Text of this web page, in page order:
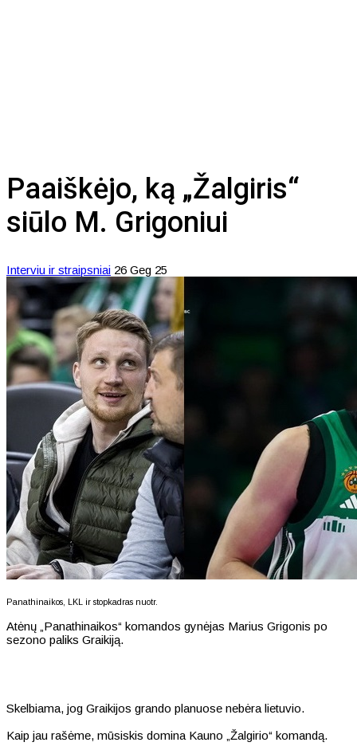
Paaiškėjo, ką „Žalgiris“
siūlo M. Grigoniui
Interviu ir straipsniai 26 Geg 25
Panathinaikos, LKL ir stopkadras nuotr.
Atėnų „Panathinaikos“ komandos gynėjas Marius Grigonis po
sezono paliks Graikiją.
Skelbiama, jog Graikijos grando planuose nebėra lietuvio.
Kaip jau rašėme, mūsiskis domina Kauno „Žalgirio“ komandą.